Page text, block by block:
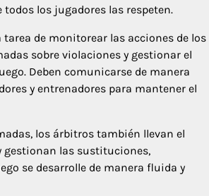
todos los jugadores las respeten.
de monitorear las acciones de los
sobre violaciones y gestionar el
Deben comunicarse de manera
y entrenadores para mantener el
los árbitros también llevan el
gestionan las sustituciones,
se desarrolle de manera fluida y